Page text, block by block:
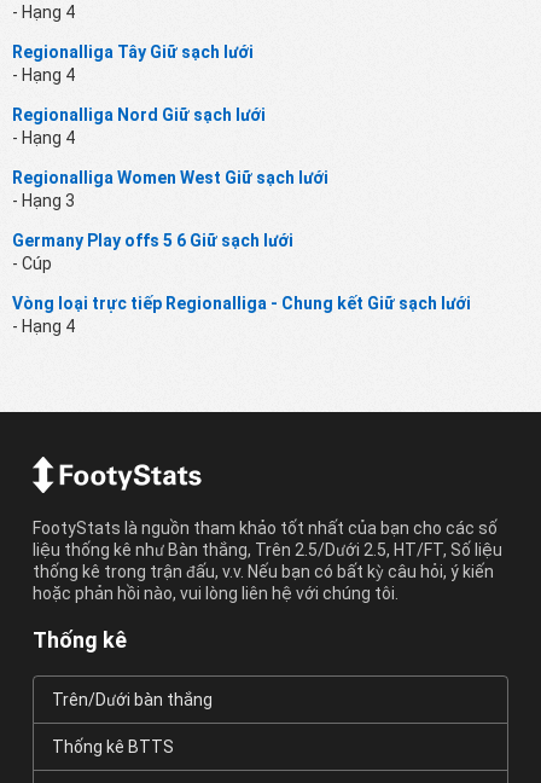
- Hạng 4
Regionalliga Tây Giữ sạch lưới
- Hạng 4
Regionalliga Nord Giữ sạch lưới
- Hạng 4
Regionalliga Women West Giữ sạch lưới
- Hạng 3
Germany Play offs 5 6 Giữ sạch lưới
- Cúp
Vòng loại trực tiếp Regionalliga - Chung kết Giữ sạch lưới
- Hạng 4
FootyStats là nguồn tham khảo tốt nhất của bạn cho các số
liệu thống kê như Bàn thắng, Trên 2.5/Dưới 2.5, HT/FT, Số liệu
thống kê trong trận đấu, v.v. Nếu bạn có bất kỳ câu hỏi, ý kiến
hoặc phản hồi nào, vui lòng liên hệ với chúng tôi.
Thống kê
Trên/Dưới bàn thắng
Thống kê BTTS